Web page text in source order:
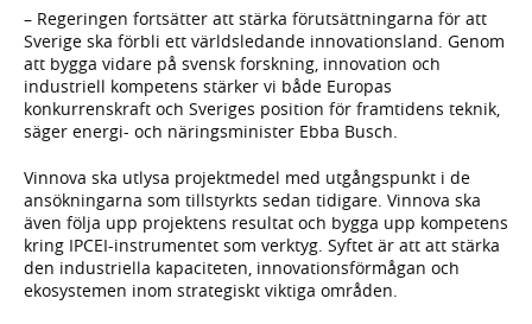
– Regeringen fortsätter att stärka förutsättningarna för att
Sverige ska förbli ett världsledande innovationsland. Genom
att bygga vidare på svensk forskning, innovation och
industriell kompetens stärker vi både Europas
konkurrenskraft och Sveriges position för framtidens teknik,
säger energi- och näringsminister Ebba Busch.
Vinnova ska utlysa projektmedel med utgångspunkt i de
ansökningarna som tillstyrkts sedan tidigare. Vinnova ska
även följa upp projektens resultat och bygga upp kompetens
kring IPCEI-instrumentet som verktyg. Syftet är att att stärka
den industriella kapaciteten, innovationsförmågan och
ekosystemen inom strategiskt viktiga områden.